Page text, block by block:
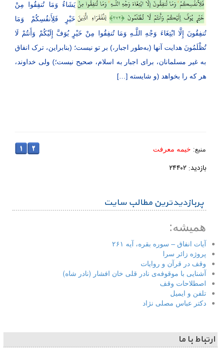
یَشَاءُ وَمَا تُنفِقُوا مِنْ
خَیْرٍ فَلِأَنفُسِكُمْ وَمَا
تُنفِقُونَ إِلَّا ابْتِغَاءَ وَجْهِ اللَّـهِ وَمَا تُنفِقُوا مِنْ خَیْرٍ یُوَفَّ إِلَیْكُمْ وَأَنتُمْ لَا
تُظْلَمُونَ هدایت آنها (به‌طور اجبار،) بر تو نیست؛ (بنابراین، ترک انفاق
به غیر مسلمانان، برای اجبار به اسلام، صحیح نیست؛) ولی خداوند،
هر که را بخواهد (و شایسته […]
منبع: خیمه معرفت
بازدید: ۲۴۴۰۲
پربازدیدترین مطالب سایت
همیشه:
آیات انفاق – سوره بقره، آیه ۲۶۱
پروژه زائر سرا
وقف در قرآن و روایات
آشنایی با موقوفه‌ی نادر قلی خان افشار (نادر شاه)
اصطلاحات وقف
تلفن و ایمیل
دکتر عباس مصلی نژاد
ارتباط با ما